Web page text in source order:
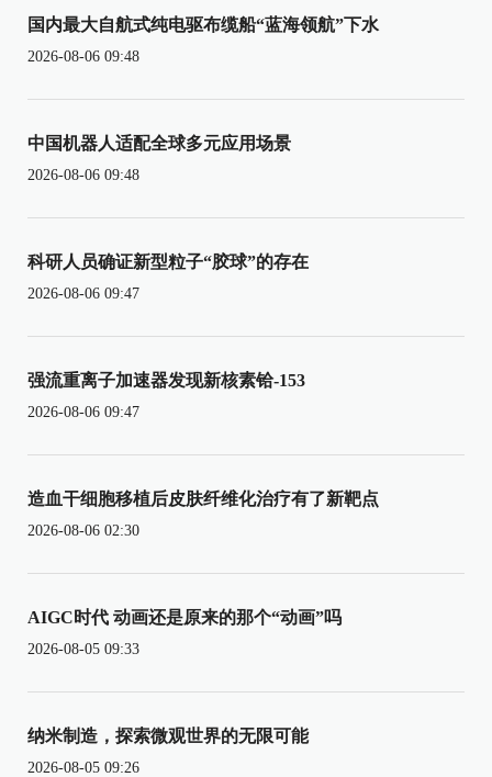
国内最大自航式纯电驱布缆船“蓝海领航”下水
2026-08-06 09:48
中国机器人适配全球多元应用场景
2026-08-06 09:48
科研人员确证新型粒子“胶球”的存在
2026-08-06 09:47
强流重离子加速器发现新核素铪-153
2026-08-06 09:47
造血干细胞移植后皮肤纤维化治疗有了新靶点
2026-08-06 02:30
AIGC时代 动画还是原来的那个“动画”吗
2026-08-05 09:33
纳米制造，探索微观世界的无限可能
2026-08-05 09:26